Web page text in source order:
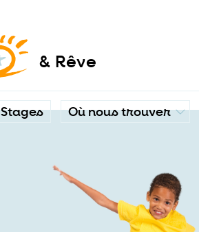
& Rêve
Stages Où nous trouver